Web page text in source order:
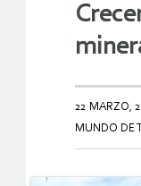
22 MARZO,
MUNDO DE